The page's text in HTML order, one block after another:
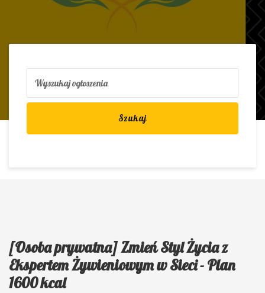
Szukaj
[Osoba prywatna] Zmień Styl Życia z
Ekspertem Żywieniowym w Sieci - Plan
1600 kcal